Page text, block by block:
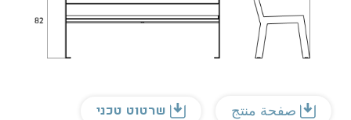
صفحة منتج שרטוט טכני